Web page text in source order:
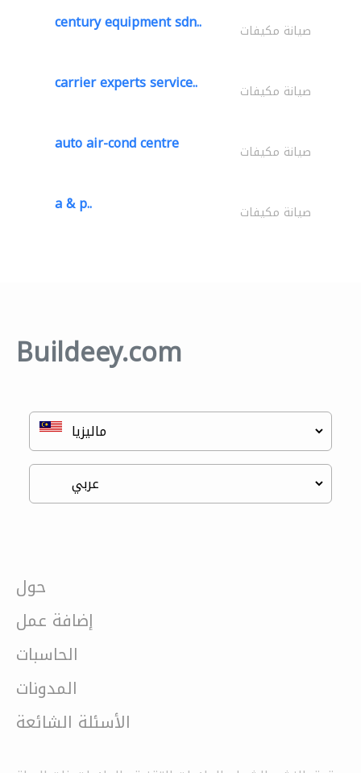
century equipment sdn.. صيانة مكيفات
carrier experts service.. صيانة مكيفات
auto air-cond centre صيانة مكيفات
a & p.. صيانة مكيفات
Buildeey.com
حول
إضافة عمل
الحاسبات
المدونات
الأسئلة الشائعة